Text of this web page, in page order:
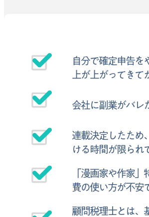
自分で確定申告を
上が上がってきて
会社に副業がバレ
連載決定したため
ける時間が限られ
「漫画家や作家」
費の使い方が不安
顧問税理士とは、